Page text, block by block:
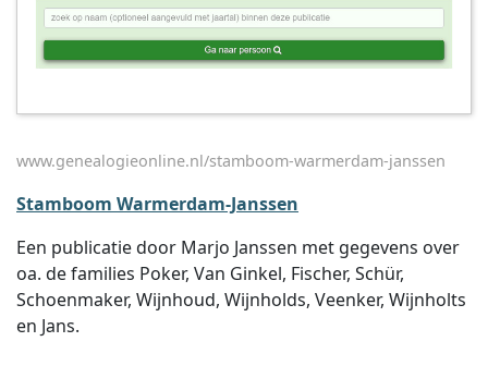
www.genealogieonline.nl/stamboom-warmerdam-janssen
Stamboom Warmerdam-Janssen
Een publicatie door Marjo Janssen met gegevens over
oa. de families Poker, Van Ginkel, Fischer, Schür,
Schoenmaker, Wijnhoud, Wijnholds, Veenker, Wijnholts
en Jans.